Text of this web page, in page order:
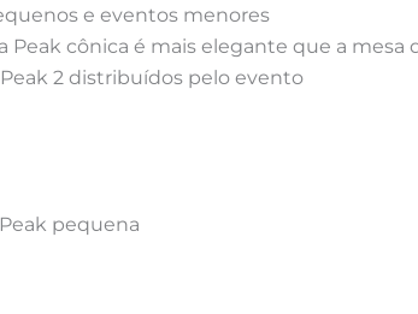
e eventos menores
Peak cônica é mais elegante que a mesa
2 distribuídos pelo evento
pequena